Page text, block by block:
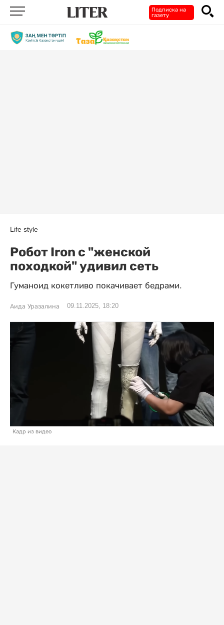
Подписка на
газету
Life style
Робот Iron с "женской
походкой" удивил сеть
Гуманоид кокетливо покачивает бедрами.
Аида Уразалина 09.11.2025, 18:20
Кадр из видео